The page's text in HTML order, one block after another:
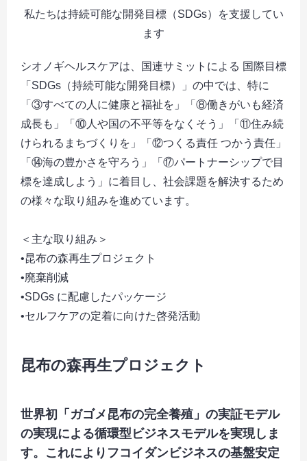
シオノギヘルスケアは、国連サミットによる 国際目標
「SDGs（持続可能な開発目標）」の中では、特に
「③すべての人に健康と福祉を」「⑧働きがいも経済
成長も」「⑩人や国の不平等をなくそう」「⑪住み続
けられるまちづくりを」「⑫つくる責任 つかう責任」
「⑭海の豊かさを守ろう」「⑰パートナーシップで目
標を達成しよう」に着目し、社会課題を解決するため
の様々な取り組みを進めています。
＜主な取り組み＞
•昆布の森再生プロジェクト
•廃棄削減
•SDGs に配慮したパッケージ
•セルフケアの定着に向けた啓発活動
私たちは持続可能な開発目標（SDGs）を支援してい
ます
昆布の森再生プロジェクト
世界初「ガゴメ昆布の完全養殖」の実証モデル
の実現による循環型ビジネスモデルを実現しま
す。これによりフコイダンビジネスの基盤安定